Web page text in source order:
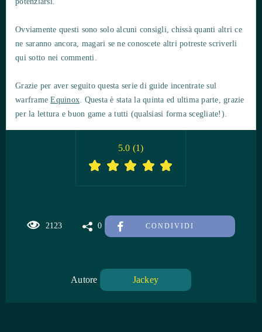
Ovviamente questi sono solo alcuni consigli, chissà quanti altri ce
ne saranno ancora, magari se ne conoscete altri potreste scriverli
qui sotto nei commenti.
Grazie per aver seguito questa serie di guide incentrate sul
warframeEquinox . Questa è stata la quinta ed ultima parte, grazie
per la lettura e buon game a tutti (qualsiasi forma scegliate!).
2123 0 CONDIVIDI
5.0 (1)
Autore Jackey